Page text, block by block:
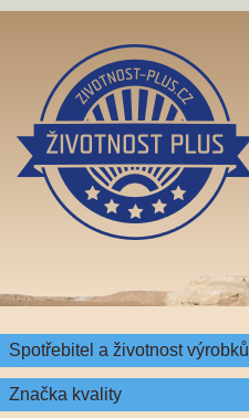
Spotřebitel a životnost výrobků
Značka kvality